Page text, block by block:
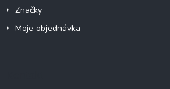
Značky
Moje objednávka